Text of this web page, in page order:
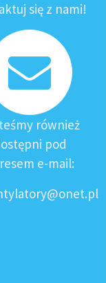
się z nami!
również
pod
e-mail: